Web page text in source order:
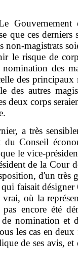
Gouvernement
que ces
non-magistrats
le risque de
des
des
des autres
deux corps
a très
Conseil
le vice-
de la Cour
d'un très
faisait
où la
pas encore été
nomination et
les cas en
de ses avis,